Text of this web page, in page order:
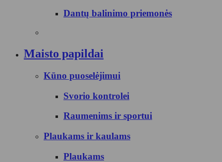
Dantų balinimo priemonės
Maisto papildai
Kūno puoselėjimui
Svorio kontrolei
Raumenims ir sportui
Plaukams ir kaulams
Plaukams